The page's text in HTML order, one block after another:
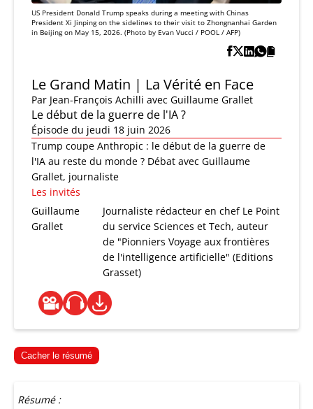
US President Donald Trump speaks during a meeting with Chinas
President Xi Jinping on the sidelines to their visit to Zhongnanhai Garden
in Beijing on May 15, 2026. (Photo by Evan Vucci / POOL / AFP)
Le Grand Matin | La Vérité en Face
Par Jean-François Achilli avec Guillaume Grallet
Le début de la guerre de l'IA ?
Épisode du jeudi 18 juin 2026
Trump coupe Anthropic : le début de la guerre de
l'IA au reste du monde ? Débat avec Guillaume
Grallet, journaliste
Les invités
Guillaume
Grallet
Journaliste rédacteur en chef Le Point
du service Sciences et Tech, auteur
de "Pionniers Voyage aux frontières
de l'intelligence artificielle" (Editions
Grasset)
Cacher le résumé
Résumé :